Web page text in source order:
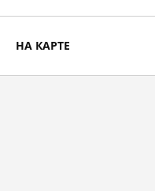
НА КАРТЕ